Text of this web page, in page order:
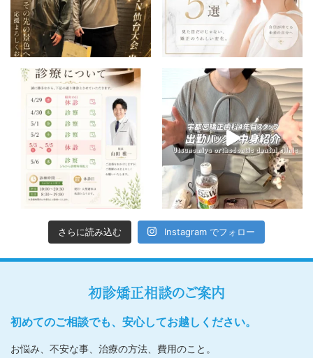
さらに読み込む Instagram でフォロー
初診矯正相談のご案内
初めてのご相談でも、安心してお越しください。
お悩み、不安な事、治療の方法、費用のこと。